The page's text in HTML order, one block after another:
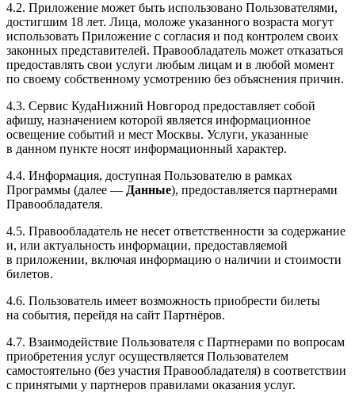
4.2. Приложение может быть использовано Пользователями,
достигшим 18 лет. Лица, моложе указанного возраста могут
использовать Приложение с согласия и под контролем своих
законных представителей. Правообладатель может отказаться
предоставлять свои услуги любым лицам и в любой момент
по своему собственному усмотрению без объяснения причин.
4.3. Сервис КудаНижний Новгород предоставляет собой
афишу, назначением которой является информационное
освещение событий и мест Москвы. Услуги, указанные
в данном пункте носят информационный характер.
4.4. Информация, доступная Пользователю в рамках
Программы (далее — Данные), предоставляется партнерами
Правообладателя.
4.5. Правообладатель не несет ответственности за содержание
и, или актуальность информации, предоставляемой
в приложении, включая информацию о наличии и стоимости
билетов.
4.6. Пользователь имеет возможность приобрести билеты
на события, перейдя на сайт Партнёров.
4.7. Взаимодействие Пользователя с Партнерами по вопросам
приобретения услуг осуществляется Пользователем
самостоятельно (без участия Правообладателя) в соответствии
с принятыми у партнеров правилами оказания услуг.